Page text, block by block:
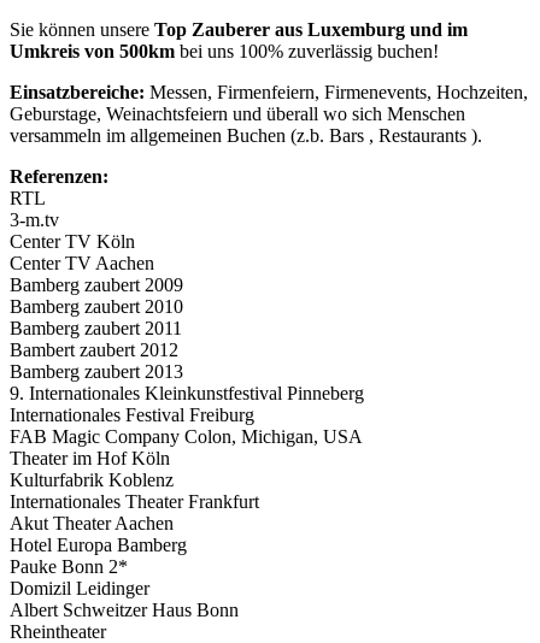
Sie können unsere Top Zauberer aus Luxemburg und im
Umkreis von 500km bei uns 100% zuverlässig buchen!
Einsatzbereiche: Messen, Firmenfeiern, Firmenevents, Hochzeiten,
Geburstage, Weinachtsfeiern und überall wo sich Menschen
versammeln im allgemeinen Buchen (z.b. Bars , Restaurants ).
Referenzen:
RTL
3-m.tv
Center TV Köln
Center TV Aachen
Bamberg zaubert 2009
Bamberg zaubert 2010
Bamberg zaubert 2011
Bambert zaubert 2012
Bamberg zaubert 2013
9. Internationales Kleinkunstfestival Pinneberg
Internationales Festival Freiburg
FAB Magic Company Colon, Michigan, USA
Theater im Hof Köln
Kulturfabrik Koblenz
Internationales Theater Frankfurt
Akut Theater Aachen
Hotel Europa Bamberg
Pauke Bonn 2*
Domizil Leidinger
Albert Schweitzer Haus Bonn
Rheintheater